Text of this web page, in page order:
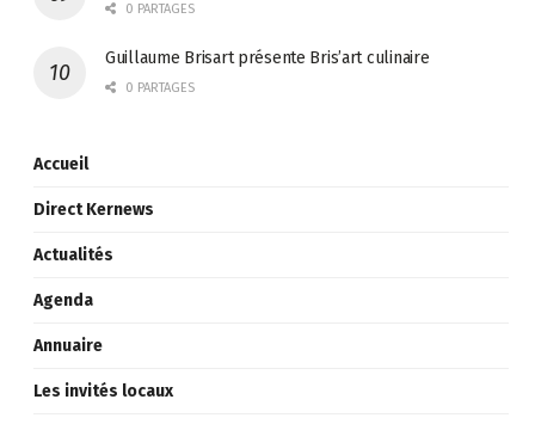
0 PARTAGES
Guillaume Brisart présente Bris’art culinaire
0 PARTAGES
Accueil
Direct Kernews
Actualités
Agenda
Annuaire
Les invités locaux